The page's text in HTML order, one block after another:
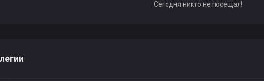
Сегодня никто не посещал!